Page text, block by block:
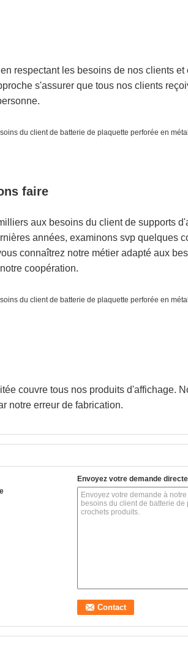
respectant les besoins de nos clients
s'assurer que tous nos clients
faire
aux besoins du client de supports
années, examinons svp quelques
connaîtrez notre métier adapté aux
coopération.
couvre tous nos produits d'affichage.
notre erreur de fabrication.
Envoyez votre demande